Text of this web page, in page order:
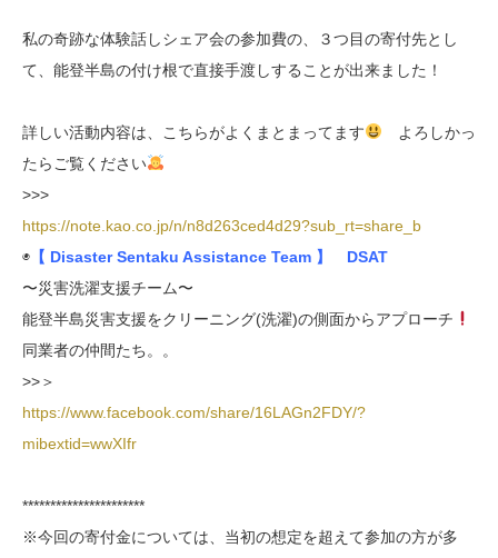
私の奇跡な体験話しシェア会の参加費の、３つ目の寄付先とし
て、能登半島の付け根で直接手渡しすることが出来ました！
詳しい活動内容は、こちらがよくまとまってます
よろしかっ
たらご覧ください
>>>
https://note.kao.co.jp/n/n8d263ced4d29?sub_rt=share_b
◉ 【 Disaster Sentaku Assistance Team 】 DSAT
〜災害洗濯支援チーム〜
能登半島災害支援をクリーニング(洗濯)の側面からアプローチ
同業者の仲間たち。。
>>＞
https://www.facebook.com/share/16LAGn2FDY/?
mibextid=wwXIfr
**********************
※今回の寄付金については、当初の想定を超えて参加の方が多